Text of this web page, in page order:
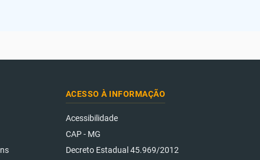
ACESSO À INFORMAÇÃO
Acessibilidade
CAP - MG
Decreto Estadual 45.969/2012